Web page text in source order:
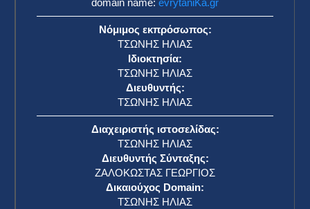
Νόμιμος εκπρόσωπος:
ΤΣΩΝΗΣ ΗΛΙΑΣ
Ιδιοκτησία:
ΤΣΩΝΗΣ ΗΛΙΑΣ
Διευθυντής:
ΤΣΩΝΗΣ ΗΛΙΑΣ
Διαχειριστής ιστοσελίδας:
ΤΣΩΝΗΣ ΗΛΙΑΣ
Διευθυντής Σύνταξης:
ΖΑΛΟΚΩΣΤΑΣ ΓΕΩΡΓΙΟΣ
Δικαιούχος Domain:
ΤΣΩΝΗΣ ΗΛΙΑΣ